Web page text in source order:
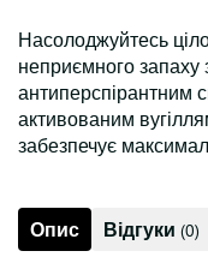
Насолоджуйтесь
неприємного
антиперспірантним
активованим
забезпечує
Опис Відгуки (0)